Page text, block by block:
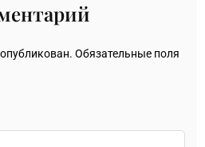
Обязательные поля